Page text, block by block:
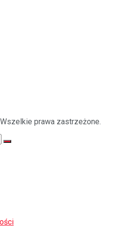
prawa zastrzeżone.